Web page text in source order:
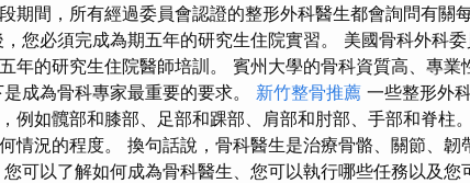
期間，所有經過委員會認證的整形外科醫生都會詢問有關
您必須完成為期五年的研究生住院實習。 美國骨科外科
年的研究生住院醫師培訓。 賓州大學的骨科資質高、專業
成為骨科專家最重要的要求。 新竹整骨推薦 一些整形外
例如髖部和膝部、足部和踝部、肩部和肘部、手部和脊柱
情況的程度。 換句話說，骨科醫生是治療骨骼、關節、韌
可以了解如何成為骨科醫生、您可以執行哪些任務以及您